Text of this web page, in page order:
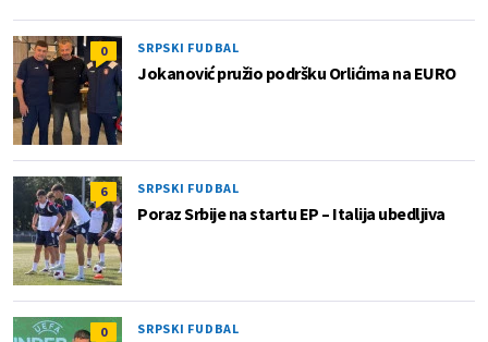
0 SRPSKI FUDBAL
Jokanović pružio podršku Orlićima na EURO
6 SRPSKI FUDBAL
Poraz Srbije na startu EP – Italija ubedljiva
0 SRPSKI FUDBAL